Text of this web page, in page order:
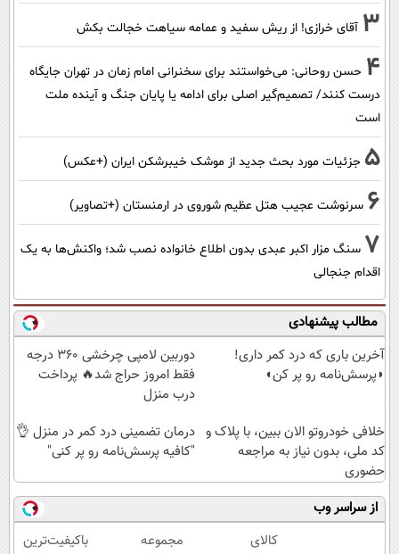
3 آقای خرازی! از ریش سفید و عمامه سیاهت خجالت بکش
4 حسن روحانی: می‌خواستند برای سخنرانی امام زمان در تهران جایگاه
درست کنند/ تصمیم‌گیر اصلی برای ادامه یا پایان جنگ و آینده ملت
است
5 جزئیات مورد بحث جدید از موشک خیبرشکن ایران (+عکس)
6 سرنوشت عجیب هتل عظیم شوروی در ارمنستان (+تصاویر)
7 سنگ مزار اکبر عبدی بدون اطلاع خانواده نصب شد؛ واکنش‌ها به یک
اقدام جنجالی
مطالب پیشنهادی
آخرین باری که درد کمر داری!
◗پرسش‌نامه رو پر کن◖
دوربین لامپی چرخشی 360 درجه
فقط امروز حراج شد🔥 پرداخت
درب منزل
خلافی خودروتو الان ببین، با پلاک و
کد ملی، بدون نیاز به مراجعه
حضوری
درمان تضمینی درد کمر در منزل 👌
"کافیه پرسش‌نامه رو پر کنی"
از سراسر وب
کالای
مجموعه
باکیفیت‌ترین